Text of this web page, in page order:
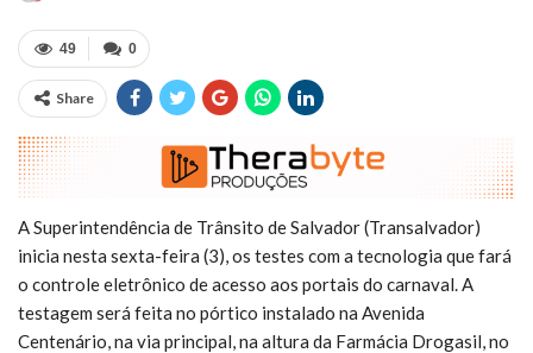
0
49
Share
A Superintendência de Trânsito de Salvador (Transalvador)
inicia nesta sexta-feira (3), os testes com a tecnologia que fará
o controle eletrônico de acesso aos portais do carnaval. A
testagem será feita no pórtico instalado na Avenida
Centenário, na via principal, na altura da Farmácia Drogasil, no